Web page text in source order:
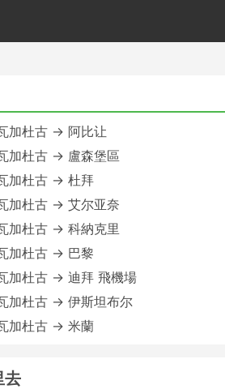
加杜古 → 阿比让
加杜古 → 盧森堡區
加杜古 → 杜拜
加杜古 → 艾尔亚奈
加杜古 → 科納克里
加杜古 → 巴黎
加杜古 → 迪拜 飛機場
加杜古 → 伊斯坦布尔
加杜古 → 米蘭
去